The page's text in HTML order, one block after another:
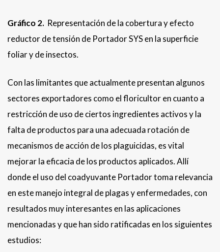
Gráfico 2. Representación de la cobertura y efecto
reductor de tensión de Portador SYS en la superficie
foliar y de insectos.
Con las limitantes que actualmente presentan algunos
sectores exportadores como el floricultor en cuanto a
restricción de uso de ciertos ingredientes activos y la
falta de productos para una adecuada rotación de
mecanismos de acción de los plaguicidas, es vital
mejorar la eficacia de los productos aplicados. Allí
donde el uso del coadyuvante Portador toma relevancia
en este manejo integral de plagas y enfermedades, con
resultados muy interesantes en las aplicaciones
mencionadas y que han sido ratificadas en los siguientes
estudios: